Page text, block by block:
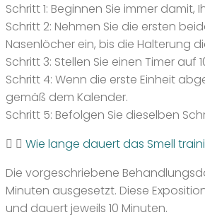
Schritt 1: Beginnen Sie immer
Schritt 2: Nehmen Sie die ersten
Nasenlöcher ein, bis die Halterung
Schritt 3: Stellen Sie einen Timer
Schritt 4: Wenn die erste Einheit
gemäß dem Kalender.
Schritt 5: Befolgen Sie dieselben
Wie lange dauert das Smell
Die vorgeschriebene
Minuten ausgesetzt. Diese
und dauert jeweils 10 Minuten.